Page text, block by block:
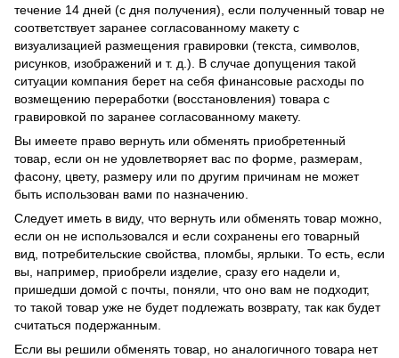
течение 14 дней (с дня получения), если полученный товар не
соответствует заранее согласованному макету с
визуализацией размещения гравировки (текста, символов,
рисунков, изображений и т. д.). В случае допущения такой
ситуации компания берет на себя финансовые расходы по
возмещению переработки (восстановления) товара с
гравировкой по заранее согласованному макету.
Вы имеете право вернуть или обменять приобретенный
товар, если он не удовлетворяет вас по форме, размерам,
фасону, цвету, размеру или по другим причинам не может
быть использован вами по назначению.
Следует иметь в виду, что вернуть или обменять товар можно,
если он не использовался и если сохранены его товарный
вид, потребительские свойства, пломбы, ярлыки. То есть, если
вы, например, приобрели изделие, сразу его надели и,
пришедши домой с почты, поняли, что оно вам не подходит,
то такой товар уже не будет подлежать возврату, так как будет
считаться подержанным.
Если вы решили обменять товар, но аналогичного товара нет